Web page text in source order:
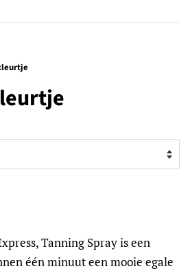
Tanning Spray is een
één minuut een mooie egale